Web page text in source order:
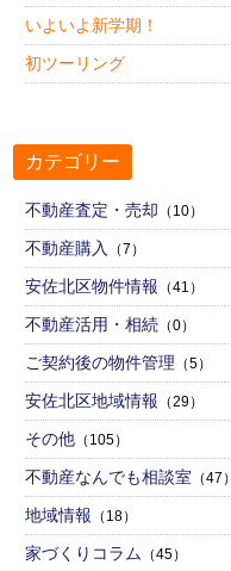
いよいよ新学期！
初ツーリング
カテゴリー
不動産査定・売却 （10）
不動産購入 （7）
安佐北区物件情報 （41）
不動産活用・相続 （0）
ご契約後の物件管理 （5）
安佐北区地域情報 （29）
その他 （105）
不動産なんでも相談室 （47）
地域情報 （18）
家づくりコラム （45）